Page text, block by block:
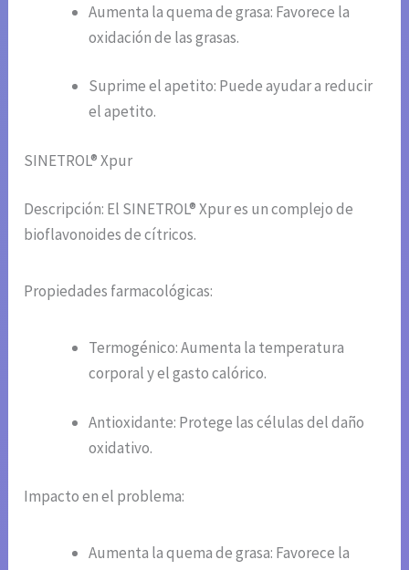
Aumenta la quema de grasa: Favorece la
oxidación de las grasas.
Suprime el apetito: Puede ayudar a reducir
el apetito.
SINETROL® Xpur
Descripción: El SINETROL® Xpur es un complejo de
bioflavonoides de cítricos.
Propiedades farmacológicas:
Termogénico: Aumenta la temperatura
corporal y el gasto calórico.
Antioxidante: Protege las células del daño
oxidativo.
Impacto en el problema:
Aumenta la quema de grasa: Favorece la